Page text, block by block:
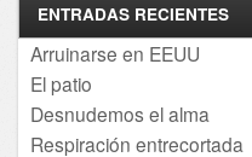
ENTRADAS RECIENTES
Arruinarse en EEUU
El patio
Desnudemos el alma
Respiración entrecortada